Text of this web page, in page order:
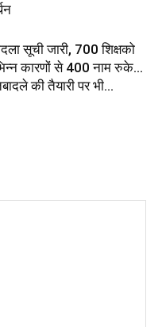
सूची जारी, 700 शिक्षको
कारणों से 400 नाम रुके…
की तैयारी पर भी...